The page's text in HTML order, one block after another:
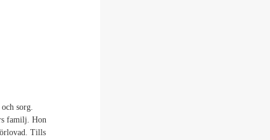
sorg.
familj. Hon
Tills